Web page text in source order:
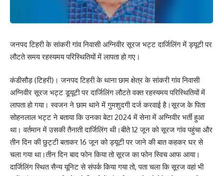
जनपद टिहरी के सांकरी गांव निवासी अग्निवीर सूरज भट्ट दार्जिलिंग में ड्यूटी पर
लौटते समय रहस्यमय परिस्थितियों में लापता हो गए।
कंडीसौड़ (टिहरी)। जनपद टिहरी के थाना छाम क्षेत्र के सांकरी गांव निवासी
अग्निवीर सूरज भट्ट डूयूटी पर दार्जिलिंग लौटते वक्त रहस्यमय परिस्थितियों में
लापता हो गया। स्वजन ने छाम थाने में गुमशुदगी दर्ज करवाई है।सूरज के पिता
सोहनलाल भट्ट ने बताया कि उनका बेटा 2024 में सेना में अग्निवीर भर्ती हुआ
था। वर्तमान में उसकी तैनाती दार्जिलिंग थी।बीते 12 जून को सूरज गांव पहुंचा और
तीन दिन की छुट्टी बताकर 16 जून को ड्यूटी पर जाने की बात कहकर घर से
चला गया था।तीन दिन बाद फोन किया तो सूरज का फोन स्विच आफ आया।
दार्जिलिंग स्थित सैन्य यूनिट से संपर्क किया गया तो, पता चला कि सूरज वहां भी